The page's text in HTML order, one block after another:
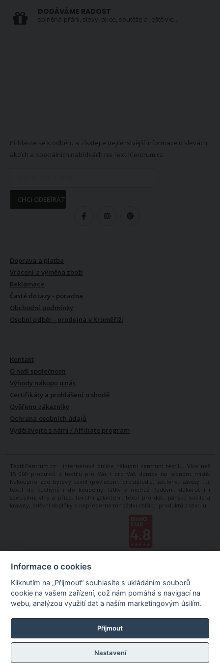
DODÁVÁME RADOST
splněná přání, slevy, akce, soutěže a ještě víc...
Přihlaste se k odběru a získtejte nejčerstvější informace o slevách,
akcích a speciálních nabídkách na TextilCentrum.cz.
CHCI ODEBÍRAT
Doprava a platba
Vrácení a výměna zboží
Reklamace
Časté dotazy - poradna
Obchodní podmínky
Osobní odběr - prodejna v Kroměříži
Kontakt
O naší společnosti
Výhody nákupu u nás
Certifikáty a prohlášení o shodě
Ověřeno zákazníky
Ochrana osobních údajů
Vydělávejte s námi / Affiliate program
TextilCentrum.cz - internetové online nákupní centrum textilu. Více než
15 000 produktů z textilu pro Vás i pro Váš domov na jednom místě.
Nakoupíte zde bytový textil (povlečení, prostěradla, záclony, závěsy ...),
textil do kuchyně i do koupelny, látky v metráži (oděvní, dekorační i
speciální), vlny a příze, textilní galanterii, textil pro děti, pánské košile a
kravaty, oděvní doplňky a nepřeberné množství dalších produktů z textilu.
Informace o cookies
Kliknutím na „Přijmout“ souhlasíte s ukládáním souborů
cookie na vašem zařízení, což nám pomáhá s navigací na
webu, analýzou využití dat a naším marketingovým úsilím.
Příjmout
Nastavení